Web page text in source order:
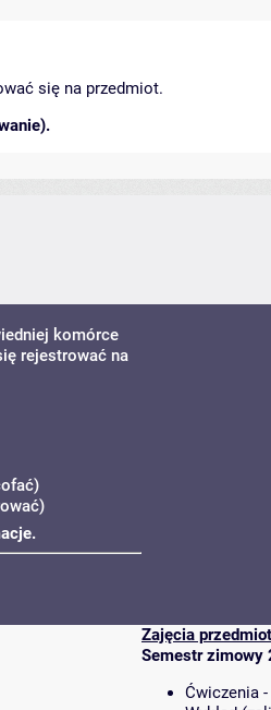
się na przedmiot.
komórce
rejestrować na
Zajęcia
Semestr
Ćwiczenia